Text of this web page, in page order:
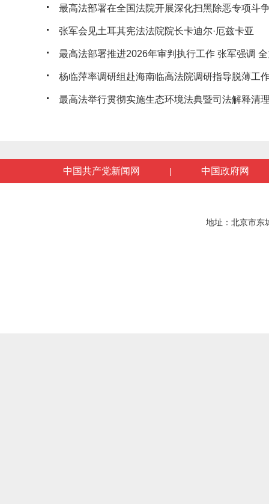
最高法部署在全国法院开展深化扫黑除恶专项斗
张军会见土耳其宪法法院院长卡迪尔·厄兹卡亚
最高法部署推进2026年审判执行工作 张军强调
杨临萍率调研组赴海南临高法院调研指导脱薄工
最高法举行贯彻实施生态环境法典暨司法解释清
中国共产党新闻网 | 中国政府网
地址：北京市东